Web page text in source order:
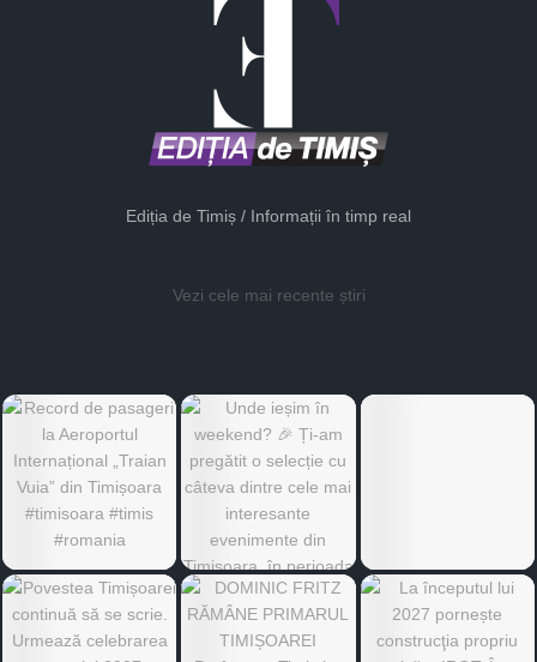
Ediția de Timiș / Informații în timp real
Vezi cele mai recente știri